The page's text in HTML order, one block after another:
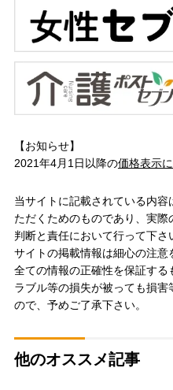
【お知らせ】
2021年4月1日以降の価格表示
当サイトに記載されている内
ただくためのものであり、実
判断と責任において行って下
サイトの掲載情報は細心の注
全ての情報の正確性を保証する
ラブル等の損失が被っても損
ので、予めご了承下さい。
他のオススメ記事